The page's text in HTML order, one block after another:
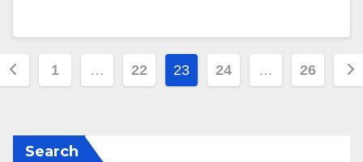
1 … 22 23 24 … 26
Search